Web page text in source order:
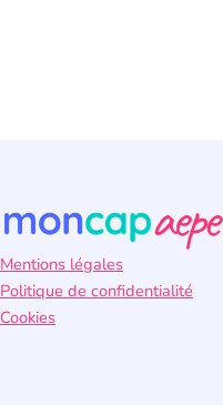
Mentions légales
Politique de confidentialité
Cookies